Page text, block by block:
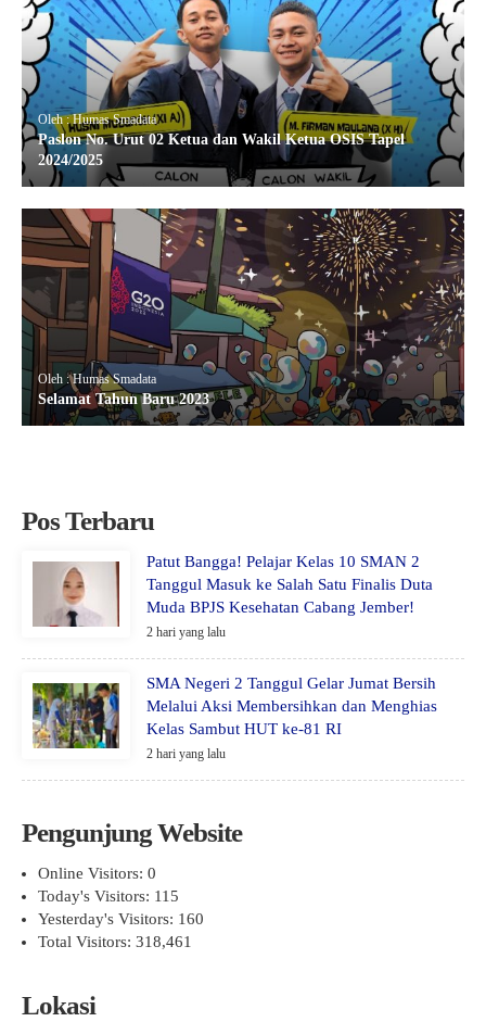
Oleh : Humas Smadata
Paslon No. Urut 02 Ketua dan Wakil Ketua OSIS Tapel
2024/2025
Oleh : Humas Smadata
Selamat Tahun Baru 2023
Pos Terbaru
Patut Bangga! Pelajar Kelas 10 SMAN 2
Tanggul Masuk ke Salah Satu Finalis Duta
Muda BPJS Kesehatan Cabang Jember!
2 hari yang lalu
SMA Negeri 2 Tanggul Gelar Jumat Bersih
Melalui Aksi Membersihkan dan Menghias
Kelas Sambut HUT ke-81 RI
2 hari yang lalu
Pengunjung Website
Online Visitors: 0
Today's Visitors: 115
Yesterday's Visitors: 160
Total Visitors: 318,461
Lokasi